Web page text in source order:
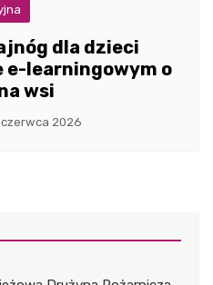
dla dzieci
e-learningowym o
wsi
czerwca 2026